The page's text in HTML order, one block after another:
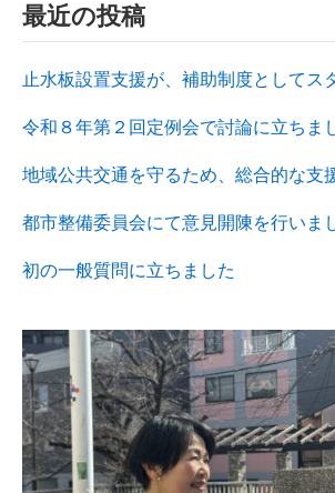
最近の投稿
止水板設置支援が、補助制度としてス
令和８年第２回定例会で討論に立ちま
地域公共交通を守るため、総合的な支
都市整備委員会にて意見開陳を行いま
初の一般質問に立ちました